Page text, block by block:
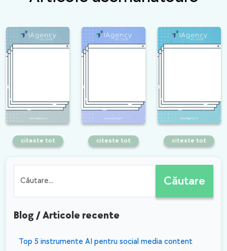
citeste tot citeste tot citeste tot
Căutare
Blog / Articole recente
​Top 5 instrumente AI pentru social media content